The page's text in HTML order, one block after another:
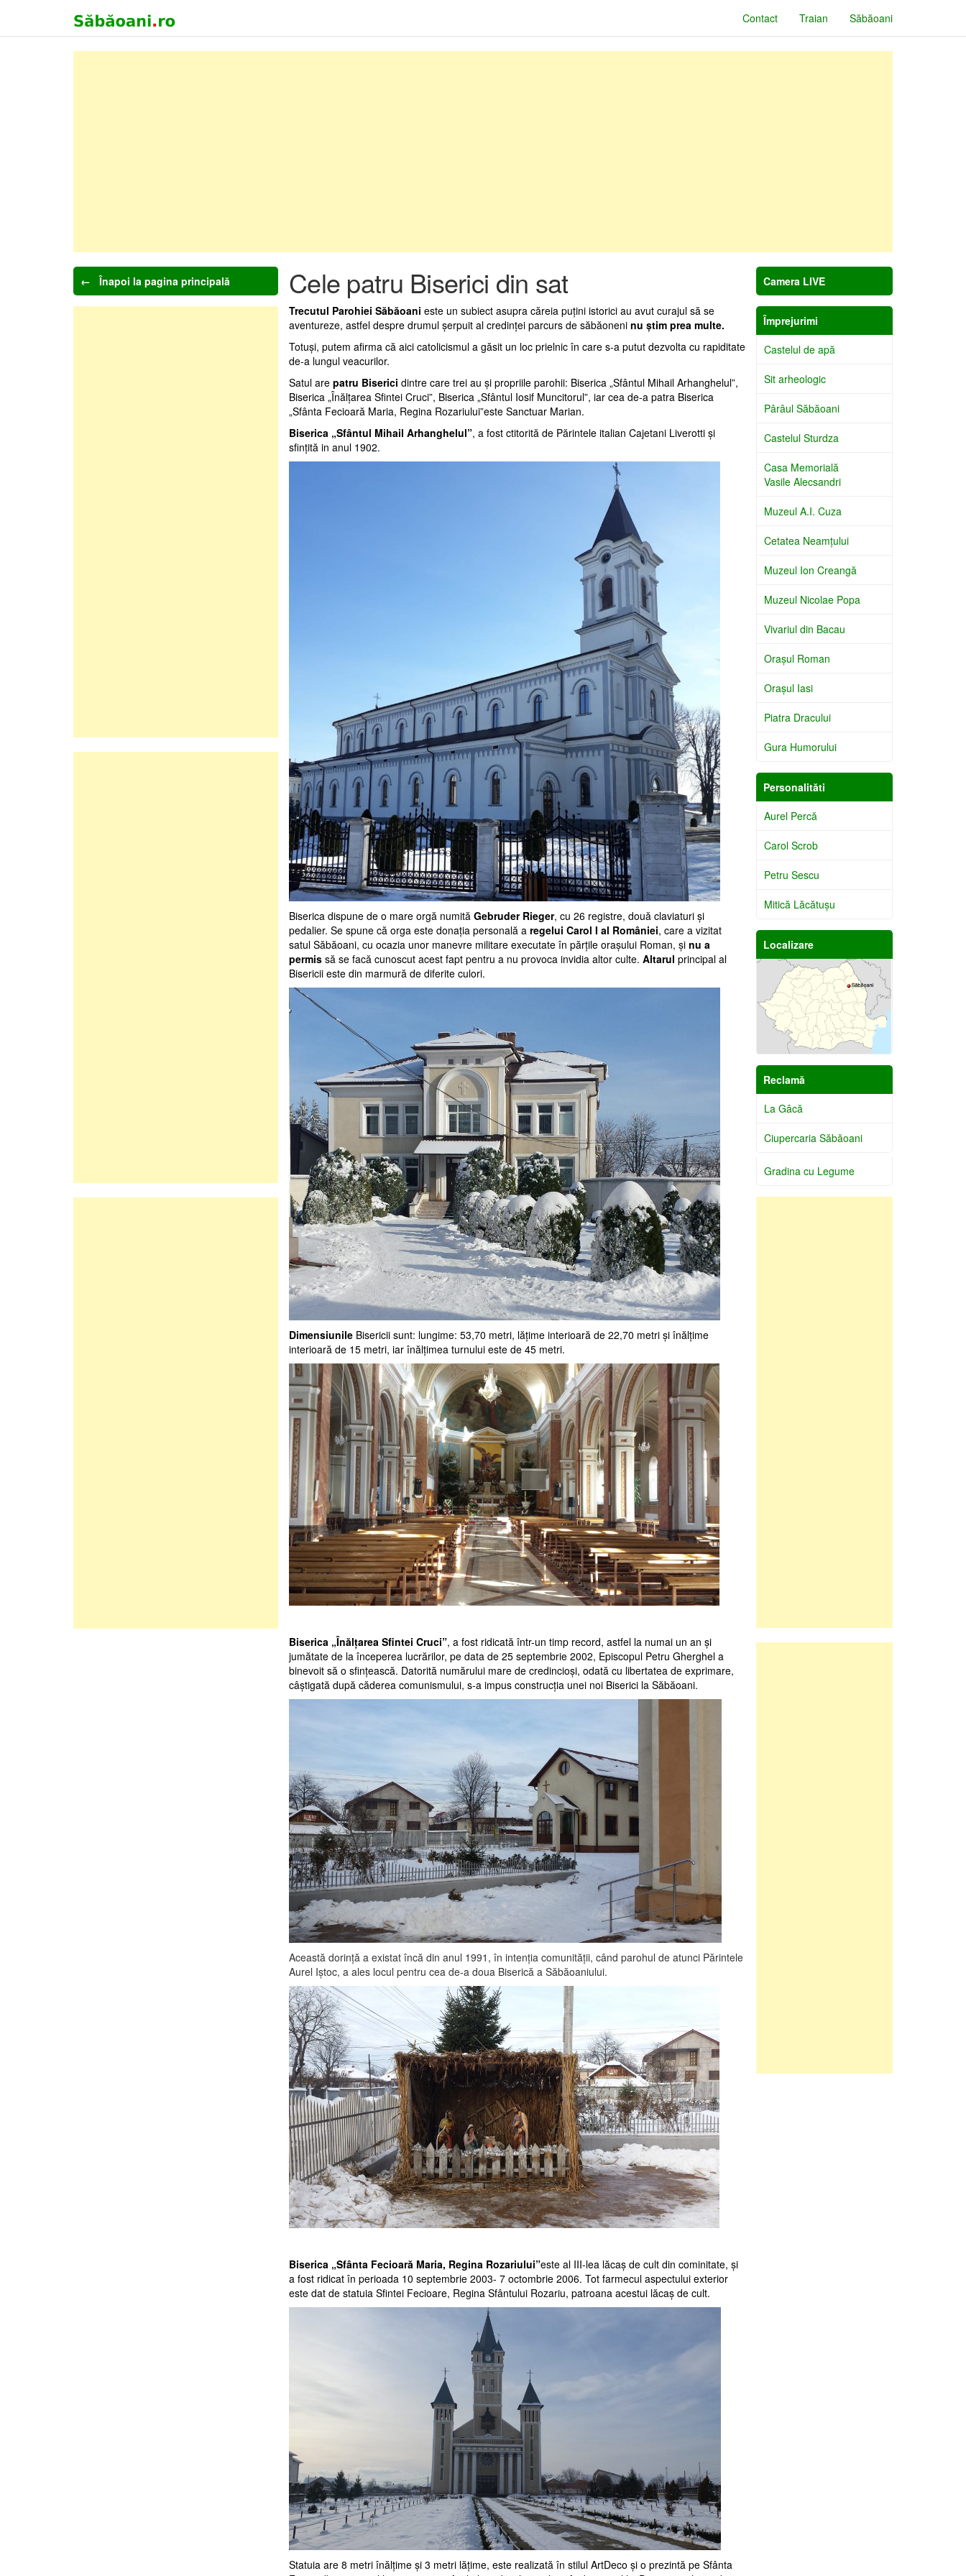
Contact Traian Săbăoani
← Înapoi la pagina principală Cele patru Biserici din sat
Trecutul Parohiei Săbăoani este un subiect asupra căreia puţini istorici au avut curajul să se
aventureze, astfel despre drumul şerpuit al credinţei parcurs de săbăoneni nu ştim prea multe.
Totuşi, putem afirma că aici catolicismul a găsit un loc prielnic în care s-a putut dezvolta cu rapiditate
de-a lungul veacurilor.
Satul are patru Biserici dintre care trei au şi propriile parohii: Biserica „Sfântul Mihail Arhanghelul”,
Biserica „Înălţarea Sfintei Cruci”, Biserica „Sfântul Iosif Muncitorul”, iar cea de-a patra Biserica
„Sfânta Fecioară Maria, Regina Rozariului”este Sanctuar Marian.
Biserica „Sfântul Mihail Arhanghelul”, a fost ctitorită de Părintele italian Cajetani Liverotti şi
sfinţită in anul 1902.
Biserica dispune de o mare orgă numită Gebruder Rieger, cu 26 registre, două claviaturi şi
pedalier. Se spune că orga este donaţia personală a regelui Carol I al României, care a vizitat
satul Săbăoani, cu ocazia unor manevre militare executate în părţile oraşului Roman, şi nu a
permis să se facă cunoscut acest fapt pentru a nu provoca invidia altor culte. Altarul principal al
Bisericii este din marmură de diferite culori.
Dimensiunile Bisericii sunt: lungime: 53,70 metri, lăţime interioară de 22,70 metri şi înălţime
interioară de 15 metri, iar înălţimea turnului este de 45 metri.
Biserica „Înălţarea Sfintei Cruci”, a fost ridicată într-un timp record, astfel la numai un an şi
jumătate de la începerea lucrărilor, pe data de 25 septembrie 2002, Episcopul Petru Gherghel a
binevoit să o sfinţească. Datorită numărului mare de credincioşi, odată cu libertatea de exprimare,
câştigată după căderea comunismului, s-a impus construcţia unei noi Biserici la Săbăoani.
Această dorinţă a existat încă din anul 1991, în intenţia comunităţii, când parohul de atunci Părintele
Aurel Iştoc, a ales locul pentru cea de-a doua Biserică a Săbăoaniului.
Biserica „Sfânta Fecioară Maria, Regina Rozariului”este al III-lea lăcaş de cult din cominitate, şi
a fost ridicat în perioada 10 septembrie 2003- 7 octombrie 2006. Tot farmecul aspectului exterior
este dat de statuia Sfintei Fecioare, Regina Sfântului Rozariu, patroana acestui lăcaş de cult.
Statuia are 8 metri înălţime şi 3 metri lăţime, este realizată în stilul ArtDeco şi o prezintă pe Sfânta
Camera LIVE
Împrejurimi
Castelul de apă
Sit arheologic
Pârâul Săbăoani
Castelul Sturdza
Casa Memorială
Vasile Alecsandri
Muzeul A.I. Cuza
Cetatea Neamţului
Muzeul Ion Creangă
Muzeul Nicolae Popa
Vivariul din Bacau
Oraşul Roman
Oraşul Iasi
Piatra Dracului
Gura Humorului
Personalităti
Aurel Percă
Carol Scrob
Petru Sescu
Mitică Lăcătuşu
Localizare
Reclamă
La Gâcă
Ciupercaria Săbăoani
Gradina cu Legume